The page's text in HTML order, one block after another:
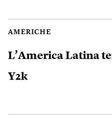
AMERICHE
L’America Latina
Y2k